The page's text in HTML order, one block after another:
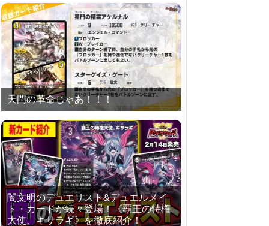
天門の革命じゃあ！！！
闇文明のデュエリスト&デュエルメイ
ト・カードが続々登場！《覇王の特権
大使、キサラギ》を徹底紹介！